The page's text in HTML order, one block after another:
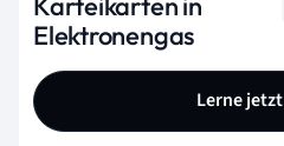
Elektronengas
Lerne jetzt